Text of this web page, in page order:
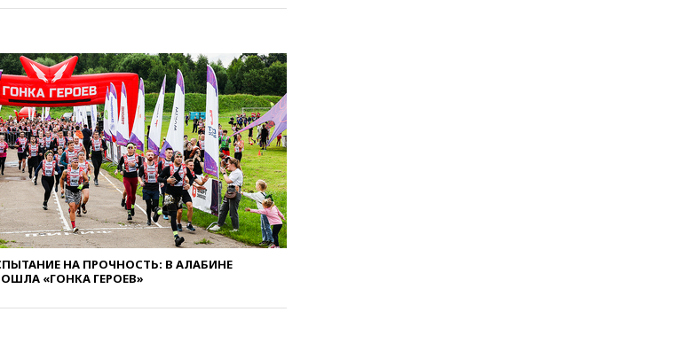
Иран в атаке на судно
вчера, 18:56«Газпром»: объем
газа в европейских подземных
хранилищах достиг
антирекорда
вчера, 18:25ТАСС: Уиткофф и
Кушнер могут вскоре посетить
Москву и Киев
вчера, 17:43«Тиса» выдвинула
экс-председателя Верховного
суда на пост президента
Венгрии
вчера, 16:50
угрозу европейскую зиму»
НА ПРОЧНОСТЬ: В АЛАБИНЕ
«ГОНКА ГЕРОЕВ»